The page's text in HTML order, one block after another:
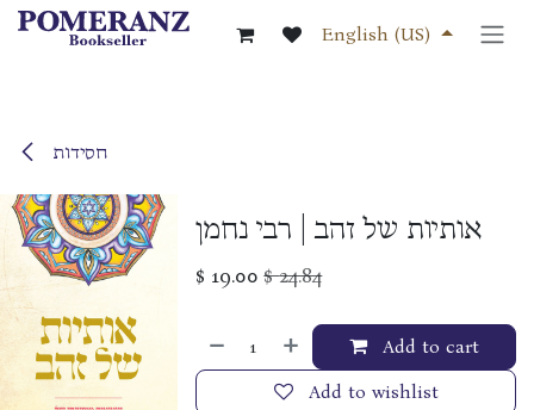
Skip to Content
English (US)
חסידות
אותיות של זהב | רבי נחמן
$ 19.00 $24.84
Add to cart
Add to wishlist